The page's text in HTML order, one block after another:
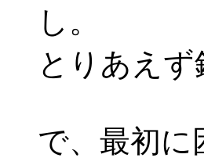
し。
とりあえ
で、最初